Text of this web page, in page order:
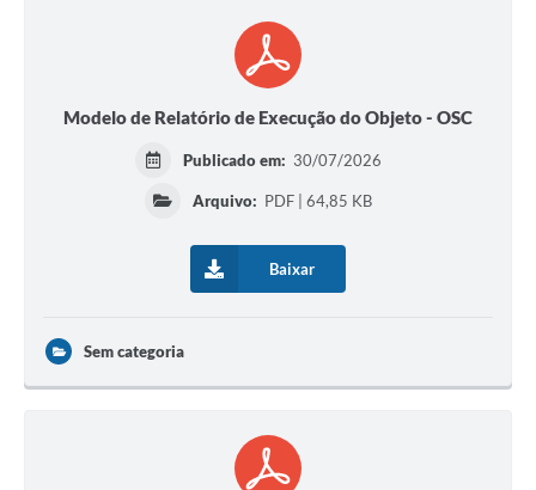
Modelo de Relatório de Execução do Objeto - OSC
Publicado em: 30/07/2026
Arquivo: PDF | 64,85 KB
Baixar
Sem categoria